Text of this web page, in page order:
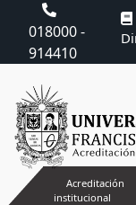
018000 -
914410
Acreditación
institucional